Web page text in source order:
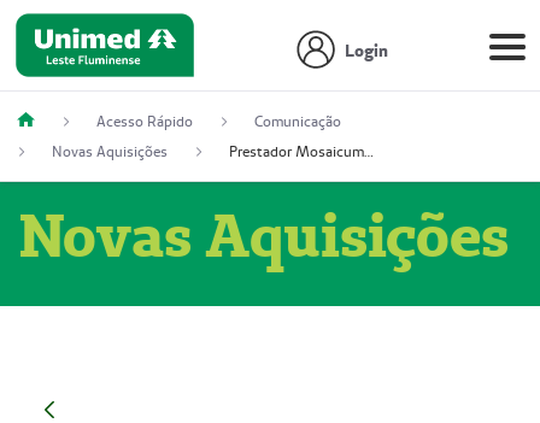
Login
Acesso Rápido
Comunicação
Novas Aquisições
Prestador Mosaicum Espaço Clínico Eireli (51004355-5)
Novas Aquisições